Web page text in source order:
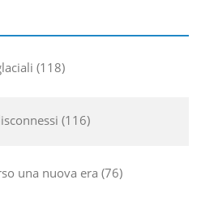
118
116
una nuova era 76